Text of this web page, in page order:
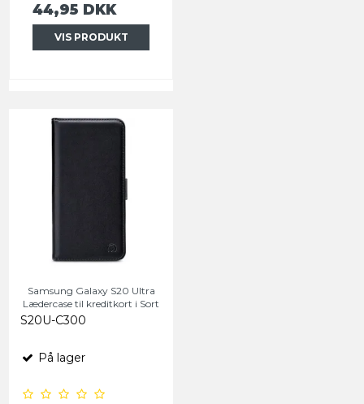
44,95 DKK
VIS PRODUKT
Samsung Galaxy S20 Ultra
Lædercase til kreditkort i Sort
S20U-C300
På lager